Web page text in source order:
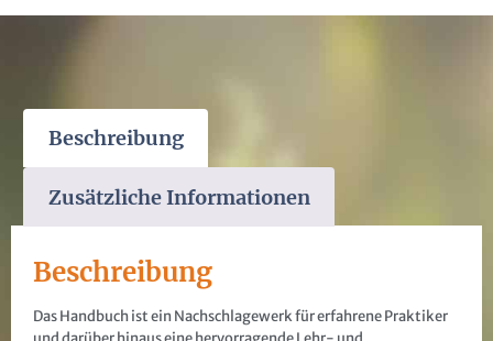
Beschreibung
Zusätzliche Informationen
Beschreibung
Das Handbuch ist ein Nachschlagewerk für erfahrene Praktiker